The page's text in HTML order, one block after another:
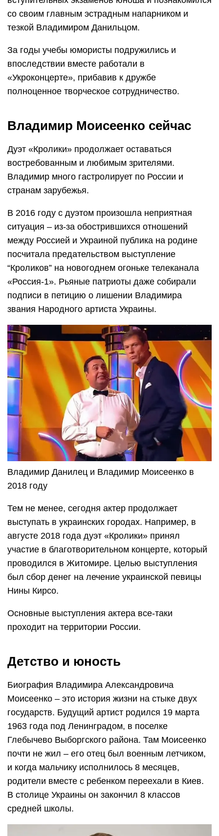
со своим главным эстрадным напарником и
тезкой Владимиром Данильцом.
За годы учебы юмористы подружились и
впоследствии вместе работали в
«Укроконцерте», прибавив к дружбе
полноценное творческое сотрудничество.
Владимир Моисеенко сейчас
Дуэт «Кролики» продолжает оставаться
востребованным и любимым зрителями.
Владимир много гастролирует по России и
странам зарубежья.
В 2016 году с дуэтом произошла неприятная
ситуация – из-за обострившихся отношений
между Россией и Украиной публика на родине
посчитала предательством выступление
“Кроликов” на новогоднем огоньке телеканала
«Россия-1». Рьяные патриоты даже собирали
подписи в петицию о лишении Владимира
звания Народного артиста Украины.
Владимир Данилец и Владимир Моисеенко в
2018 году
Тем не менее, сегодня актер продолжает
выступать в украинских городах. Например, в
августе 2018 года дуэт «Кролики» принял
участие в благотворительном концерте, который
проводился в Житомире. Целью выступления
был сбор денег на лечение украинской певицы
Нины Кирсо.
Основные выступления актера все-таки
проходит на территории России.
Детство и юность
Биография Владимира Александровича
Моисеенко – это история жизни на стыке двух
государств. Будущий артист родился 19 марта
1963 года под Ленинградом, в поселке
Глебычево Выборгского района. Там Моисеенко
почти не жил – его отец был военным летчиком,
и когда мальчику исполнилось 8 месяцев,
родители вместе с ребенком переехали в Киев.
В столице Украины он закончил 8 классов
средней школы.